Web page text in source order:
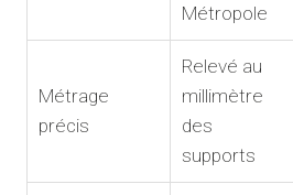
Métropole
Métrage
précis
Relevé au
millimètre
des
supports